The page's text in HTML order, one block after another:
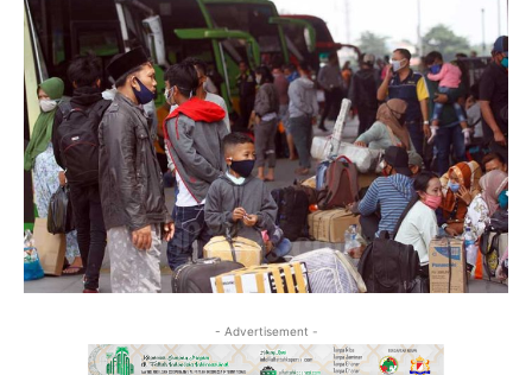
- Advertisement -